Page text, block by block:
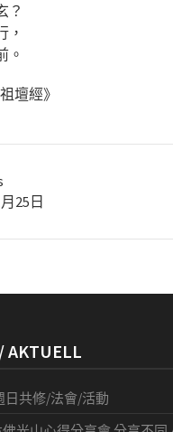
？
，
。
壇經》
25日
AKTUELL
日共修/法會/活動